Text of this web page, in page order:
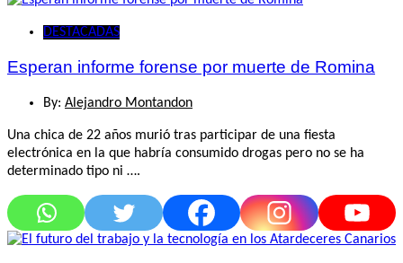
DESTACADAS
Esperan informe forense por muerte de Romina
By: Alejandro Montandon
Una chica de 22 años murió tras participar de una fiesta
electrónica en la que habría consumido drogas pero no se ha
determinado tipo ni ….